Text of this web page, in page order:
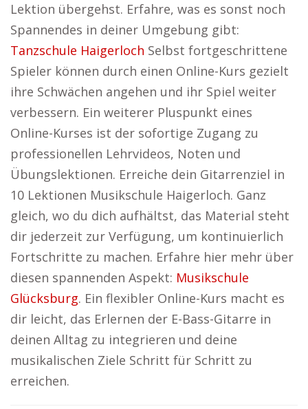
Lektion übergehst. Erfahre, was es sonst noch
Spannendes in deiner Umgebung gibt:
Tanzschule Haigerloch Selbst fortgeschrittene
Spieler können durch einen Online-Kurs gezielt
ihre Schwächen angehen und ihr Spiel weiter
verbessern. Ein weiterer Pluspunkt eines
Online-Kurses ist der sofortige Zugang zu
professionellen Lehrvideos, Noten und
Übungslektionen. Erreiche dein Gitarrenziel in
10 Lektionen Musikschule Haigerloch. Ganz
gleich, wo du dich aufhältst, das Material steht
dir jederzeit zur Verfügung, um kontinuierlich
Fortschritte zu machen. Erfahre hier mehr über
diesen spannenden Aspekt: Musikschule
Glücksburg. Ein flexibler Online-Kurs macht es
dir leicht, das Erlernen der E-Bass-Gitarre in
deinen Alltag zu integrieren und deine
musikalischen Ziele Schritt für Schritt zu
erreichen.